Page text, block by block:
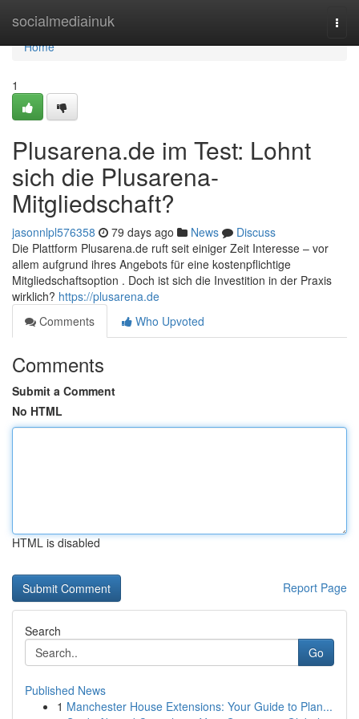
socialmediainuk
Home
Home
1
Plusarena.de im Test: Lohnt
sich die Plusarena-
Mitgliedschaft?
jasonnlpl576358 79 days ago News
Discuss
Die Plattform Plusarena.de ruft seit einiger Zeit Interesse – vor
allem aufgrund ihres Angebots für eine kostenpflichtige
Mitgliedschaftsoption . Doch ist sich die Investition in der Praxis
wirklich? https://plusarena.de
Comments
Who Upvoted
Comments
Submit a Comment
No HTML
HTML is disabled
Report Page
Search
Go
Published News
1 Manchester House Extensions: Your Guide to Plan...